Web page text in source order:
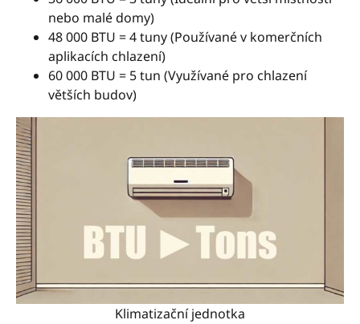
nebo malé domy)
48 000 BTU = 4 tuny (Používané v komerčních
aplikacích chlazení)
60 000 BTU = 5 tun (Využívané pro chlazení
větších budov)
Klimatizační jednotka